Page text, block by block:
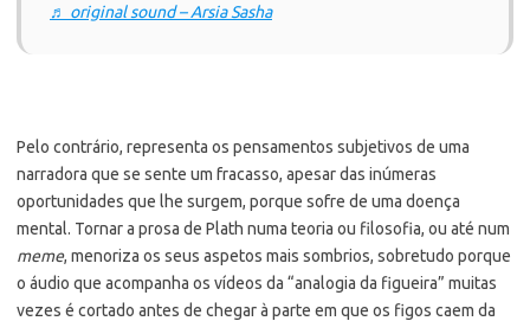
♬ original sound – Arsia Sasha
Pelo contrário, representa os pensamentos subjetivos de uma
narradora que se sente um fracasso, apesar das inúmeras
oportunidades que lhe surgem, porque sofre de uma doença
mental. Tornar a prosa de Plath numa teoria ou filosofia, ou até num
meme, menoriza os seus aspetos mais sombrios, sobretudo porque
o áudio que acompanha os vídeos da “analogia da figueira” muitas
vezes é cortado antes de chegar à parte em que os figos caem da